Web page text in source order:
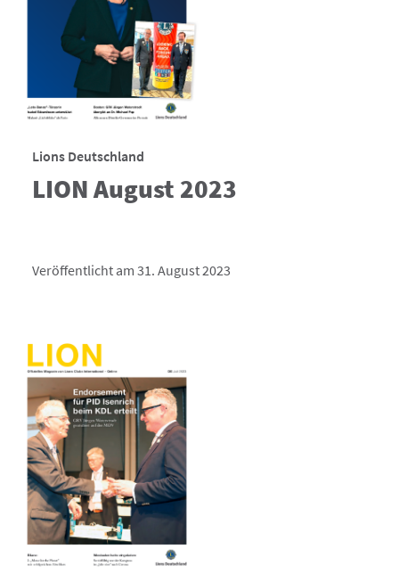
Lions Deutschland
LION August 2023
Veröffentlicht am 31. August 2023